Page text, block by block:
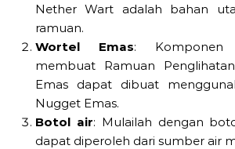
Nether Wart adalah bahan
ramuan.
Wortel Emas:
membuat Ramuan
Emas dapat dibuat
Nugget Emas.
Botol air: Mulailah dengan
dapat diperoleh dari sumber air